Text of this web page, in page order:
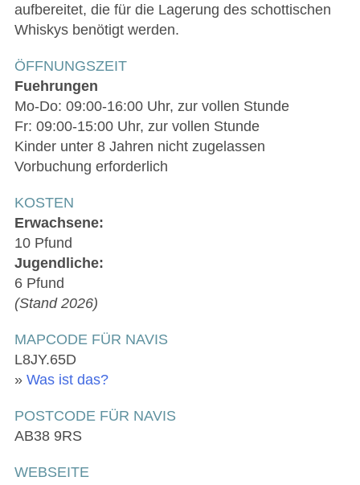
aufbereitet, die für die Lagerung des schottischen
Whiskys benötigt werden.
ÖFFNUNGSZEIT
Fuehrungen
Mo-Do: 09:00-16:00 Uhr, zur vollen Stunde
Fr: 09:00-15:00 Uhr, zur vollen Stunde
Kinder unter 8 Jahren nicht zugelassen
Vorbuchung erforderlich
KOSTEN
Erwachsene:
10 Pfund
Jugendliche:
6 Pfund
(Stand 2026)
MAPCODE FÜR NAVIS
L8JY.65D
» Was ist das?
POSTCODE FÜR NAVIS
AB38 9RS
WEBSEITE